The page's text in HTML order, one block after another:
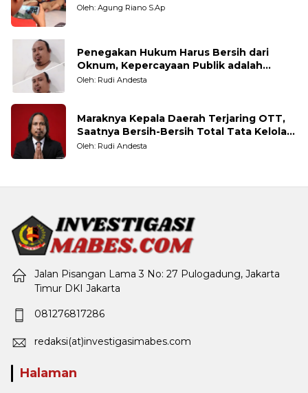
Oleh: Agung Riano S.Ap
Penegakan Hukum Harus Bersih dari
Oknum, Kepercayaan Publik adalah
Taruhannya
Oleh: Rudi Andesta
Maraknya Kepala Daerah Terjaring OTT,
Saatnya Bersih-Bersih Total Tata Kelola
Pemerintahan
Oleh: Rudi Andesta
Jalan Pisangan Lama 3 No: 27 Pulogadung, Jakarta
Timur DKI Jakarta
081276817286
redaksi(at)investigasimabes.com
Halaman